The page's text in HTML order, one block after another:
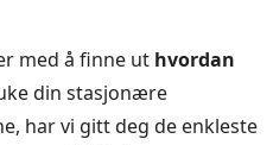
med å finne ut hvordan
din stasjonære
har vi gitt deg de enkleste